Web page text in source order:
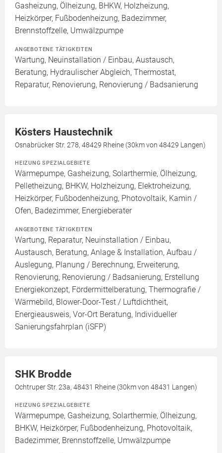
Gasheizung, Ölheizung, BHKW, Holzheizung,
Heizkörper, Fußbodenheizung, Badezimmer,
Brennstoffzelle, Umwälzpumpe
ANGEBOTENE TÄTIGKEITEN
Wartung, Neuinstallation / Einbau, Austausch,
Beratung, Hydraulischer Abgleich, Thermostat,
Reparatur, Renovierung, Renovierung / Badsanierung
Kösters Haustechnik
Osnabrücker Str. 278, 48429 Rheine (30km von 48429 Langen)
HEIZUNG SPEZIALGEBIETE
Wärmepumpe, Gasheizung, Solarthermie, Ölheizung,
Pelletheizung, BHKW, Holzheizung, Elektroheizung,
Heizkörper, Fußbodenheizung, Photovoltaik, Kamin /
Ofen, Badezimmer, Energieberater
ANGEBOTENE TÄTIGKEITEN
Wartung, Reparatur, Neuinstallation / Einbau,
Austausch, Beratung, Anlage & Installation, Aufbau /
Auslegung, Planung / Berechnung, Erweiterung,
Renovierung, Renovierung / Badsanierung, Erstellung
Energiekonzept, Fördermittelberatung, Thermografie /
Wärmebild, Blower-Door-Test / Luftdichtheit,
Energieausweis, Vor-Ort Beratung, Individueller
Sanierungsfahrplan (iSFP)
SHK Brodde
Ochtruper Str. 23a, 48431 Rheine (30km von 48431 Langen)
HEIZUNG SPEZIALGEBIETE
Wärmepumpe, Gasheizung, Solarthermie, Ölheizung,
BHKW, Heizkörper, Fußbodenheizung, Photovoltaik,
Badezimmer, Brennstoffzelle, Umwälzpumpe